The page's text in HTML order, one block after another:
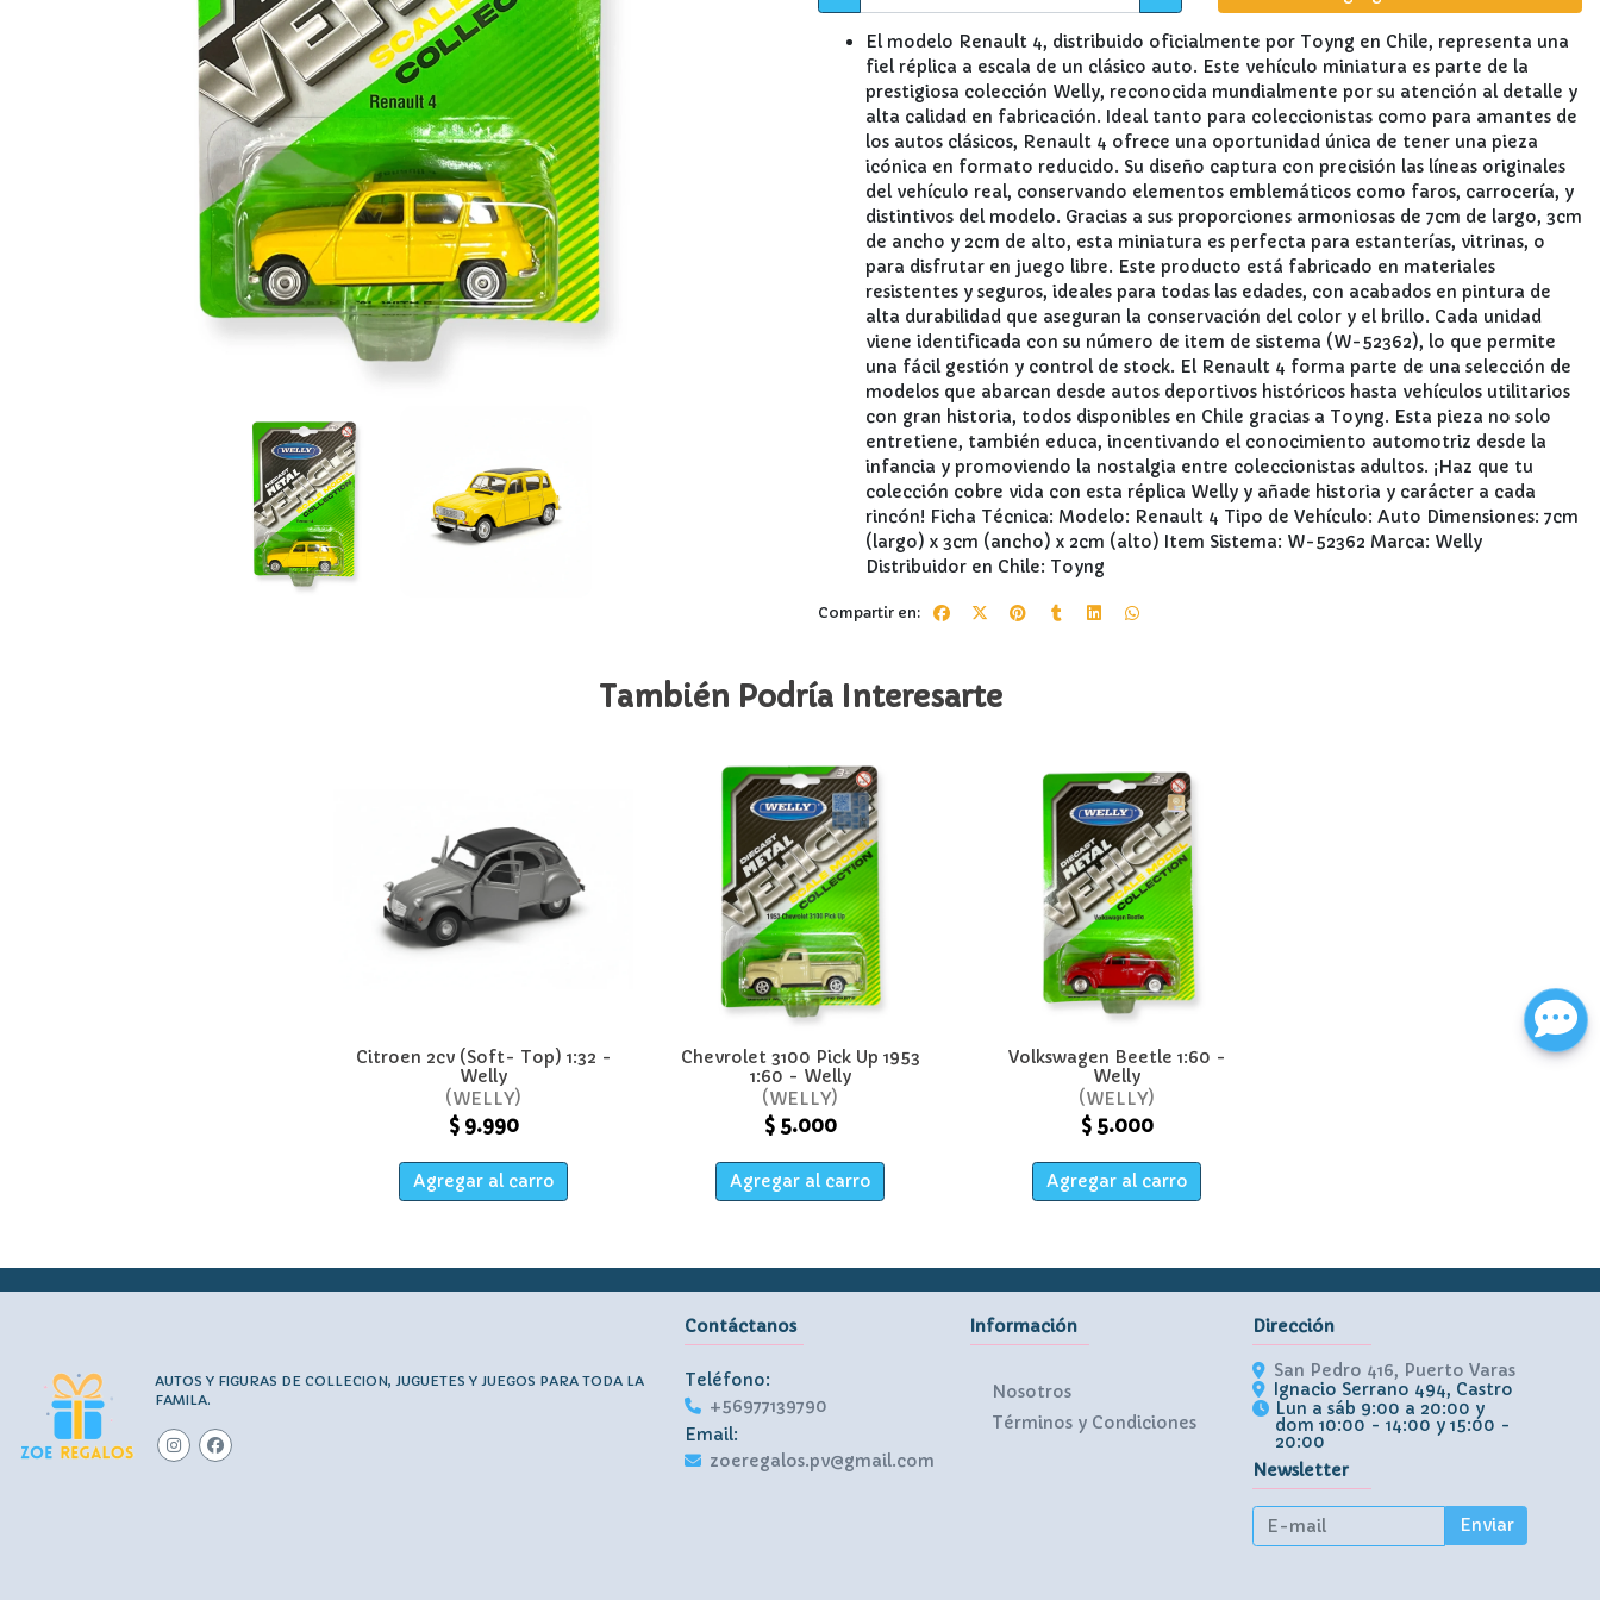
El modelo Renault 4, distribuido oficialmente por Toyng en Chile, representa una
fiel réplica a escala de un clásico auto. Este vehículo miniatura es parte de la
prestigiosa colección Welly, reconocida mundialmente por su atención al detalle y
alta calidad en fabricación. Ideal tanto para coleccionistas como para amantes de
los autos clásicos, Renault 4 ofrece una oportunidad única de tener una pieza
icónica en formato reducido. Su diseño captura con precisión las líneas originales
del vehículo real, conservando elementos emblemáticos como faros, carrocería, y
distintivos del modelo. Gracias a sus proporciones armoniosas de 7cm de largo, 3cm
de ancho y 2cm de alto, esta miniatura es perfecta para estanterías, vitrinas, o
para disfrutar en juego libre. Este producto está fabricado en materiales
resistentes y seguros, ideales para todas las edades, con acabados en pintura de
alta durabilidad que aseguran la conservación del color y el brillo. Cada unidad
viene identificada con su número de item de sistema (W-52362), lo que permite
una fácil gestión y control de stock. El Renault 4 forma parte de una selección de
modelos que abarcan desde autos deportivos históricos hasta vehículos utilitarios
con gran historia, todos disponibles en Chile gracias a Toyng. Esta pieza no solo
entretiene, también educa, incentivando el conocimiento automotriz desde la
infancia y promoviendo la nostalgia entre coleccionistas adultos. ¡Haz que tu
colección cobre vida con esta réplica Welly y añade historia y carácter a cada
rincón! Ficha Técnica: Modelo: Renault 4 Tipo de Vehículo: Auto Dimensiones: 7cm
(largo) x 3cm (ancho) x 2cm (alto) Item Sistema: W-52362 Marca: Welly
Distribuidor en Chile: Toyng
Compartir en:
También Podría Interesarte
Citroen 2cv (soft- Top) 1:32 -
Welly
WELLY
$ 9.990
Agregar al carro
Chevrolet 3100 Pick Up 1953
1:60 - Welly
WELLY
$ 5.000
Agregar al carro
Volkswagen Beetle 1:60 -
Welly
WELLY
$ 5.000
Agregar al carro
Contáctanos
Teléfono:
+56977139790
Email:
zoeregalos.pv@gmail.com
Información
Nosotros
Términos y Condiciones
Dirección
San Pedro 416, Puerto Varas
Ignacio Serrano 494, Castro
Lun a sáb 9:00 a 20:00 y
dom 10:00 - 14:00 y 15:00 -
20:00
Newsletter
Enviar
AUTOS Y FIGURAS DE COLLECION, JUGUETES Y JUEGOS PARA TODA LA
FAMILA.